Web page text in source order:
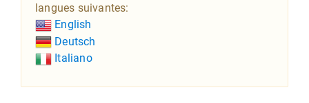
langues suivantes:
English
Deutsch
Italiano